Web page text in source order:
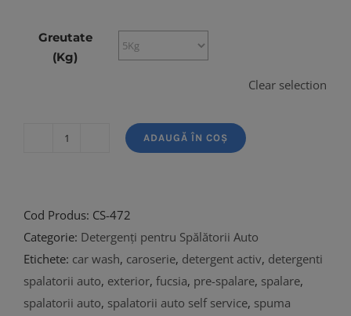
Greutate
(Kg)
Clear selection
ADAUGĂ ÎN COȘ
Cod Produs: CS-472
Categorie: Detergenți pentru Spălătorii Auto
Etichete: car wash, caroserie, detergent activ, detergenti
spalatorii auto, exterior, fucsia, pre-spalare, spalare,
spalatorii auto, spalatorii auto self service, spuma